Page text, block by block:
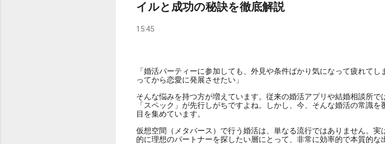
イルと成功の秘訣を徹底解説
15:45
「婚活パーティーに参加しても、外見や条件ばかり気になって疲れて
ってから恋愛に発展させたい」
そんな悩みを持つ方が増えています。従来の婚活アプリや結婚相談所
「スペック」が先行しがちですよね。しかし、今、そんな婚活の常識
目を集めています。
仮想空間（メタバース）で行う婚活は、単なる流行ではありません。
的に理想のパートナーを探したい層にとって、非常に効率的で本質的な